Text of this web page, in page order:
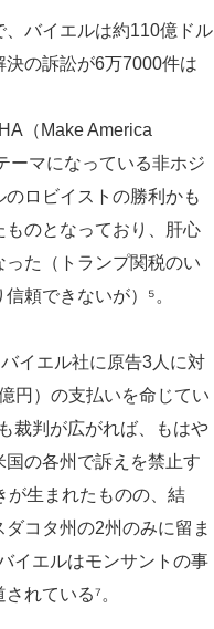
バイエルは約110億ドル
の訴訟が6万7000件は
（Make America
ーマになっている非ホジ
ロビイストの勝利かも
ものとなっており、肝心
た（トランプ関税のい
頼できないが）⁵。
イエル社に原告3人に対
円）の支払いを命じてい
裁判が広がれば、もはや
の各州で訴えを禁止す
が生まれたものの、結
コタ州の2州のみに留ま
イエルはモンサントの事
れている⁷。